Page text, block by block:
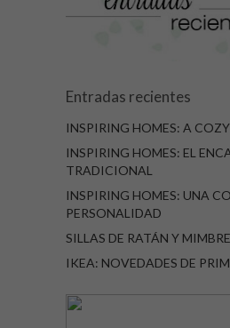
Entradas recientes
INSPIRING HOMES: A
INSPIRING HOMES: EL
TRADICIONAL
INSPIRING HOMES: UNA
PERSONALIDAD
SILLAS DE RATÁN Y MIMBRE
IKEA: NOVEDADES DE